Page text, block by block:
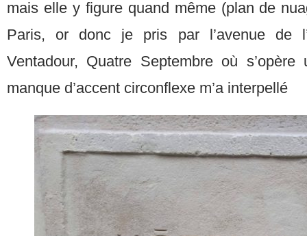
mais elle y figure quand même (plan de
Paris, or donc je pris par l’avenue de
Ventadour, Quatre Septembre où
manque d’accent circonflexe m’a interpellé